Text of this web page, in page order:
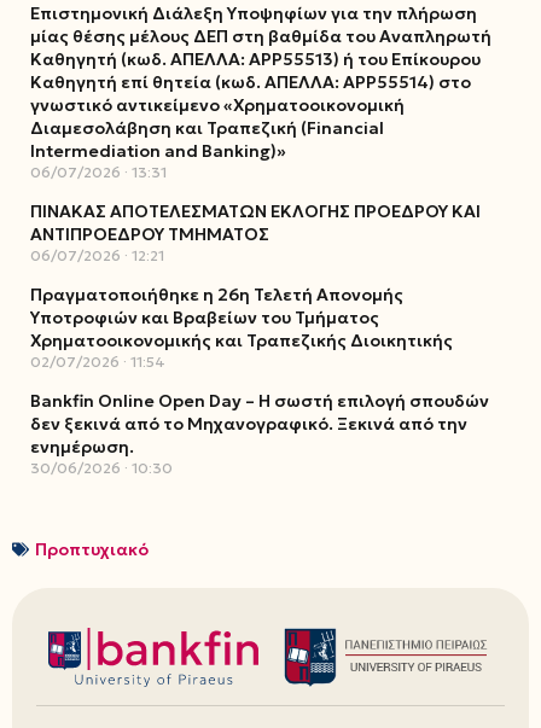
Επιστημονική Διάλεξη Υποψηφίων για την πλήρωση
μίας θέσης μέλους ΔΕΠ στη βαθμίδα του Αναπληρωτή
Καθηγητή (κωδ. ΑΠΕΛΛΑ: ΑΡΡ55513) ή του Επίκουρου
Καθηγητή επί θητεία (κωδ. ΑΠΕΛΛΑ: ΑΡΡ55514) στο
γνωστικό αντικείμενο «Χρηματοοικονομική
Διαμεσολάβηση και Τραπεζική (Financial
Intermediation and Banking)»
06/07/2026 13:31
ΠΙΝΑΚΑΣ ΑΠΟΤΕΛΕΣΜΑΤΩΝ ΕΚΛΟΓΗΣ ΠΡΟΕΔΡΟΥ ΚΑΙ
ΑΝΤΙΠΡΟΕΔΡΟΥ ΤΜΗΜΑΤΟΣ
06/07/2026 12:21
Πραγματοποιήθηκε η 26η Τελετή Απονομής
Υποτροφιών και Βραβείων του Τμήματος
Χρηματοοικονομικής και Τραπεζικής Διοικητικής
02/07/2026 11:54
Bankfin Online Open Day – Η σωστή επιλογή σπουδών
δεν ξεκινά από το Μηχανογραφικό. Ξεκινά από την
ενημέρωση.
30/06/2026 10:30
Προπτυχιακό